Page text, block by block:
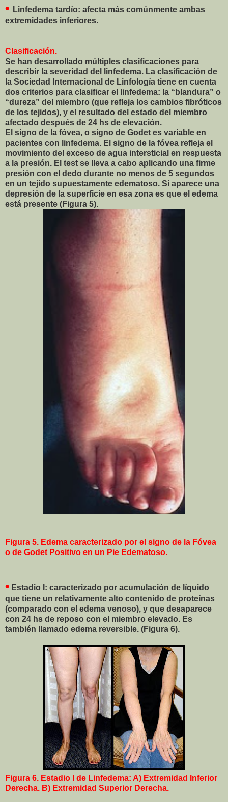
• Linfedema tardío: afecta más comúnmente ambas
extremidades inferiores.
Clasificación.
Se han desarrollado múltiples clasificaciones para
describir la severidad del linfedema. La clasificación de
la Sociedad Internacional de Linfología tiene en cuenta
dos criterios para clasificar el linfedema: la “blandura” o
“dureza” del miembro (que refleja los cambios fibróticos
de los tejidos), y el resultado del estado del miembro
afectado después de 24 hs de elevación.
El signo de la fóvea, o signo de Godet es variable en
pacientes con linfedema. El signo de la fóvea refleja el
movimiento del exceso de agua intersticial en respuesta
a la presión. El test se lleva a cabo aplicando una firme
presión con el dedo durante no menos de 5 segundos
en un tejido supuestamente edematoso. Si aparece una
depresión de la superficie en esa zona es que el edema
está presente (Figura 5).
Figura 5. Edema caracterizado por el signo de la Fóvea
o de Godet Positivo en un Pie Edematoso.
• Estadio I: caracterizado por acumulación de líquido
que tiene un relativamente alto contenido de proteínas
(comparado con el edema venoso), y que desaparece
con 24 hs de reposo con el miembro elevado. Es
también llamado edema reversible. (Figura 6).
Figura 6. Estadio I de Linfedema: A) Extremidad Inferior
Derecha. B) Extremidad Superior Derecha.